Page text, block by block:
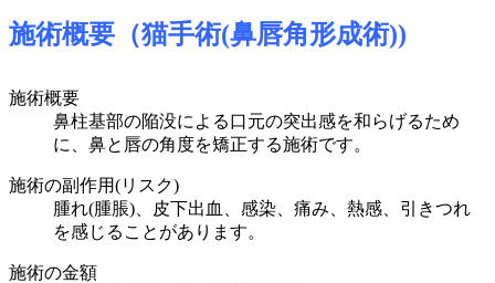
施術概要（猫手術(鼻唇角形成術))
施術概要
鼻柱基部の陥没による口元の突出感を和らげるため
に、鼻と唇の角度を矯正する施術です。
施術の副作用(リスク)
腫れ(腫脹)、皮下出血、感染、痛み、熱感、引きつれ
を感じることがあります。
施術の金額